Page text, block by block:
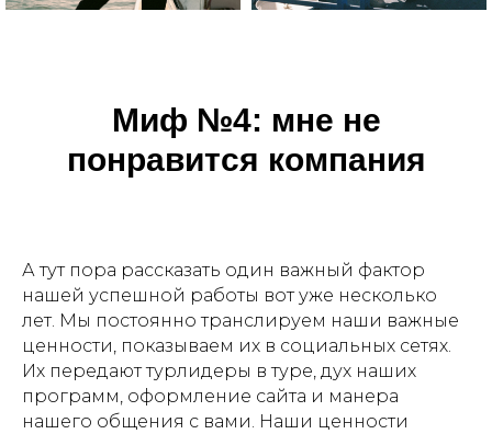
Миф №4: мне не
понравится компания
А тут пора рассказать один важный фактор
нашей успешной работы вот уже несколько
лет. Мы постоянно транслируем наши важные
ценности, показываем их в социальных сетях.
Их передают турлидеры в туре, дух наших
программ, оформление сайта и манера
нашего общения с вами. Наши ценности